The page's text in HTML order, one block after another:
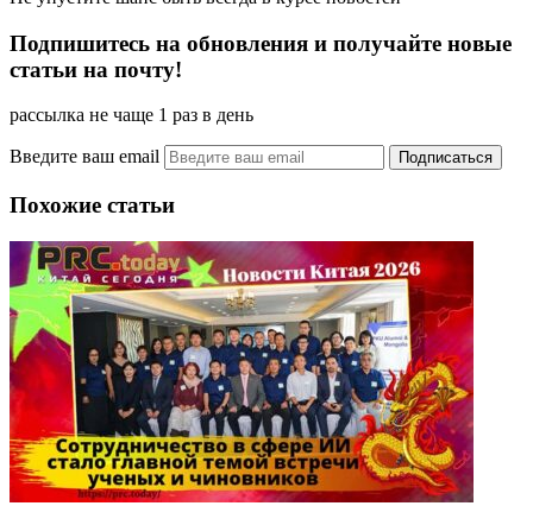
Подпишитесь на обновления и получайте новые
статьи на почту!
рассылка не чаще 1 раз в день
Введите ваш email
Похожие статьи